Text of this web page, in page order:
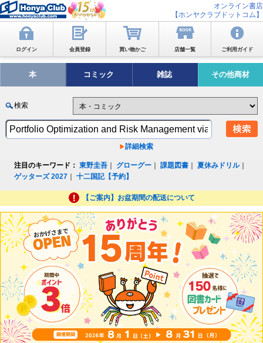
オンライン書店
【ホンヤクラブドットコム】
ログイン 会員登録 買い物かご 店舗一覧 ご利用ガイド
本 コミック 雑誌 その他商材
検索
詳細検索
注目のキーワード： 東野圭吾 グローグー ｜課題図書 ｜夏休みドリル｜
ゲッターズ 2027 ｜十二国記【予約】
【ご案内】お盆期間の配送について